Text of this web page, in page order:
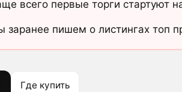
всего первые торги стартуют
заранее пишем о листингах топ
Где купить